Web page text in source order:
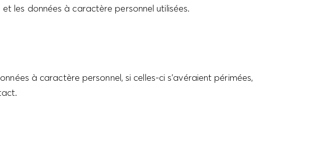
les données à caractère personnel utilisées.
à caractère personnel, si celles-ci s’avéraient périmées,